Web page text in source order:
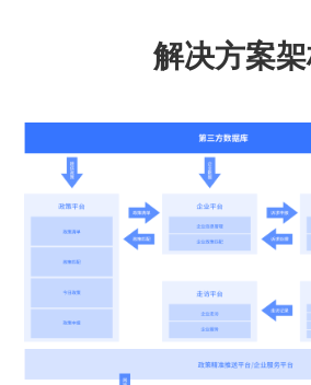
解决方案